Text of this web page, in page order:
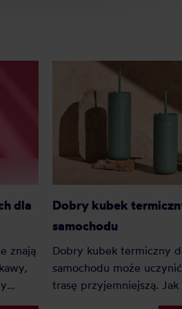
dla
znają
Dobry kubek
samochodu
Dobry kubek termiczny
samochodu może
trasę przyjemniejszą.
kubek termiczny do